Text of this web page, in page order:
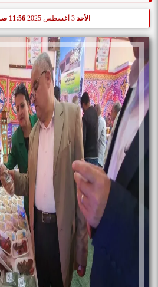
الأحد 3 أغسطس 2025 11:56 صـ